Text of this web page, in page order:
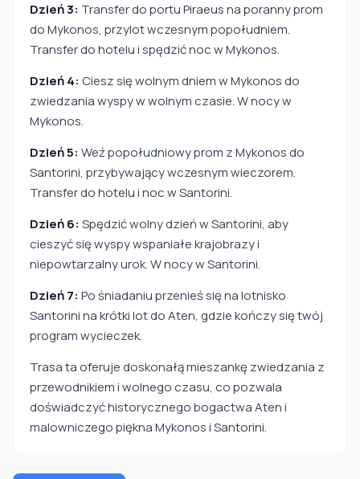
Dzień 3: Transfer do portu Piraeus na poranny prom
do Mykonos, przylot wczesnym popołudniem.
Transfer do hotelu i spędzić noc w Mykonos.
Dzień 4: Ciesz się wolnym dniem w Mykonos do
zwiedzania wyspy w wolnym czasie. W nocy w
Mykonos.
Dzień 5: Weź popołudniowy prom z Mykonos do
Santorini, przybywający wczesnym wieczorem.
Transfer do hotelu i noc w Santorini.
Dzień 6: Spędzić wolny dzień w Santorini, aby
cieszyć się wyspy wspaniałe krajobrazy i
niepowtarzalny urok. W nocy w Santorini.
Dzień 7: Po śniadaniu przenieś się na lotnisko
Santorini na krótki lot do Aten, gdzie kończy się twój
program wycieczek.
Trasa ta oferuje doskonałą mieszankę zwiedzania z
przewodnikiem i wolnego czasu, co pozwala
doświadczyć historycznego bogactwa Aten i
malowniczego piękna Mykonos i Santorini.